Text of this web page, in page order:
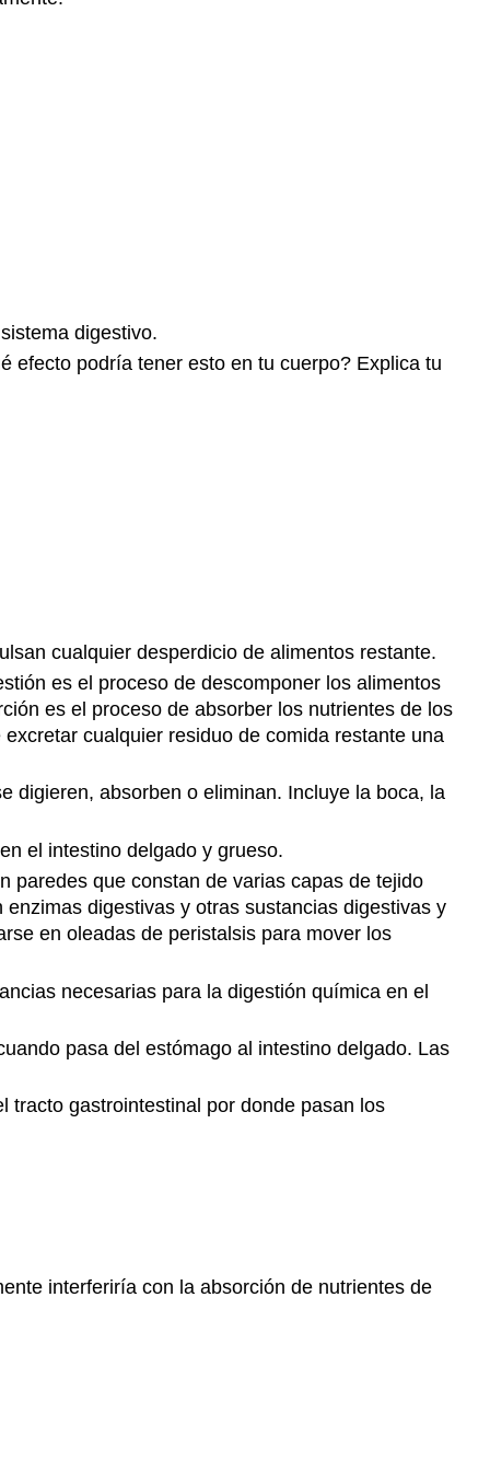
de
Revisar
respuestas
18.6
Órganos
digestión
revisión
Revisar
respuestas
Trastornos
Tracto
Gastrointestinal
Preguntas
de
estudio
digestivo.
efecto podría tener esto en tu cuerpo? Explica tu
cualquier desperdicio de alimentos restante.
es el proceso de descomponer los alimentos
es el proceso de absorber los nutrientes de los
cualquier residuo de comida restante una
digieren, absorben o eliminan. Incluye la boca, la
el intestino delgado y grueso.
paredes que constan de varias capas de tejido
digestivas y otras sustancias digestivas y
en oleadas de peristalsis para mover los
necesarias para la digestión química en el
pasa del estómago al intestino delgado. Las
tracto gastrointestinal por donde pasan los
interferiría con la absorción de nutrientes de